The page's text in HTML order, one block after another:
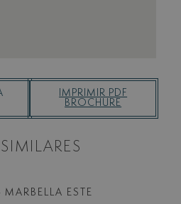
IMPRIMIR PDF
BROCHURE
MARBELLA ESTE